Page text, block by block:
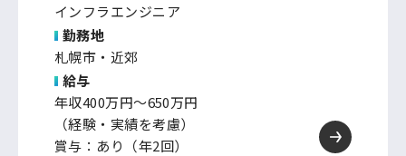
インフラエンジニア
勤務地
札幌市・近郊
給与
年収400万円～650万円
（経験・実績を考慮）
賞与：あり（年2回）